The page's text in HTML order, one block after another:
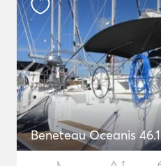
Beneteau Oceanis 46.1